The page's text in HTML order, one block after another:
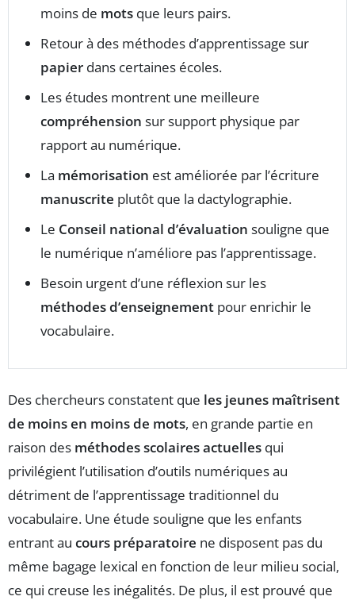
moins de mots que leurs pairs.
Retour à des méthodes d’apprentissage sur
papier dans certaines écoles.
Les études montrent une meilleure
compréhension sur support physique par
rapport au numérique.
La mémorisation est améliorée par l’écriture
manuscrite plutôt que la dactylographie.
Le Conseil national d’évaluation souligne que
le numérique n’améliore pas l’apprentissage.
Besoin urgent d’une réflexion sur les
méthodes d’enseignement pour enrichir le
vocabulaire.
Des chercheurs constatent que les jeunes maîtrisent
de moins en moins de mots, en grande partie en
raison des méthodes scolaires actuelles qui
privilégient l’utilisation d’outils numériques au
détriment de l’apprentissage traditionnel du
vocabulaire. Une étude souligne que les enfants
entrant au cours préparatoire ne disposent pas du
même bagage lexical en fonction de leur milieu social,
ce qui creuse les inégalités. De plus, il est prouvé que